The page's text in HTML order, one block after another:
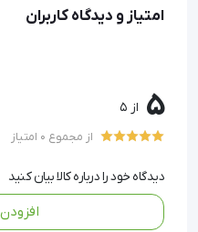
کمک به کاهش خونریزی
شود.
انعطاف در انتخاب سایز:
دوام و قابلیت اطمینان
: با
مطمئن برای استفاده
امتیاز و دیدگاه کاربران
5 از 5
از مجموع 0 امتیاز
دیدگاه خود را درباره کالا بیان کنید